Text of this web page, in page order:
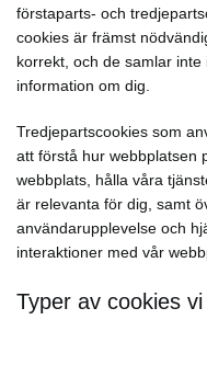
förstaparts- och
cookies är främst
korrekt, och de samlar
information om dig.
Tredjepartscookies som
att förstå hur webbplatsen
webbplats, hålla våra
är relevanta för dig, samt
användarupplevelse och
interaktioner med vår
Typer av cookies